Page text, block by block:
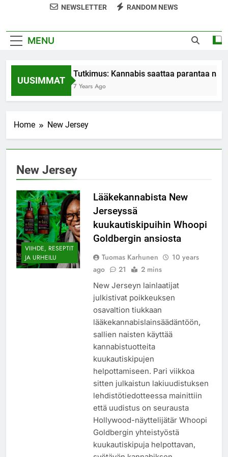
NEWSLETTER RANDOM NEWS
MENU
UUSIMMAT
Tutkimus: Kannabis saattaa parantaa
7 Years Ago
Home New Jersey
New Jersey
VIIHDE, RESEPTIT
JA URHEILU
Lääkekannabista New
Jerseyssä
kuukautiskipuihin Whoopi
Goldbergin ansiosta
Tuomas Karhunen
10 years
ago
21 2 mins
New Jerseyn lainlaatijat
julkistivat poikkeuksen
osavaltion tiukkaan
lääkekannabislainsäädäntöön,
sallien naisten käyttää
kannabistuotteita
kuukautiskipujen
helpottamiseen. Pari viikkoa
sitten julkaistun lakiuudistuksen
lehdistötiedotteessa mainittiin
että uudistus on seurausta
Hollywood-näyttelijätär Whoopi
Goldbergin yhteistyöstä
kuukautiskipuja helpottavan,